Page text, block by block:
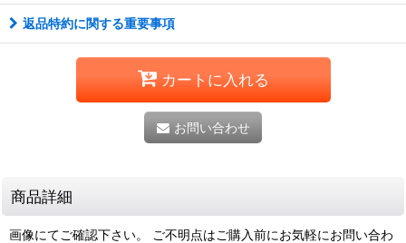
返品特約に関する重要事項
カートに入れる
お問い合わせ
商品詳細
画像にてご確認下さい。 ご不明点はご購入前にお気軽にお問い合わ